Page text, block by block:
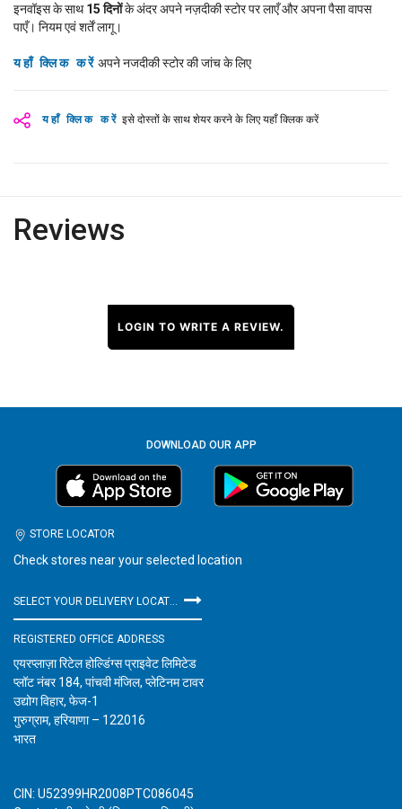
यहाँ क्लिक करें इसे दोस्तों के साथ शेयर करने के लिए यहाँ क्लिक करें
इनवॉइस के साथ15 दिनोंके अंदर अपने नज़दीकी स्टोर पर लाएँ और अपना पैसा वापस
पाएँ। नियम एवं शर्तें लागू।
यहाँ क्लिक करें अपने नजदीकी स्टोर की जांच के लिए
Reviews
LOGIN TO WRITE A REVIEW.
DOWNLOAD OUR APP
STORE LOCATOR
Check stores near your selected location
REGISTERED OFFICE ADDRESS
एयरप्लाज़ा रिटेल होल्डिंग्स प्राइवेट लिमिटेड
प्लॉट नंबर 184, पांचवी मंजिल, प्लेटिनम टावर
उद्योग विहार, फेज-1
गुरुग्राम, हरियाणा – 122016
भारत
CIN: U52399HR2008PTC086045